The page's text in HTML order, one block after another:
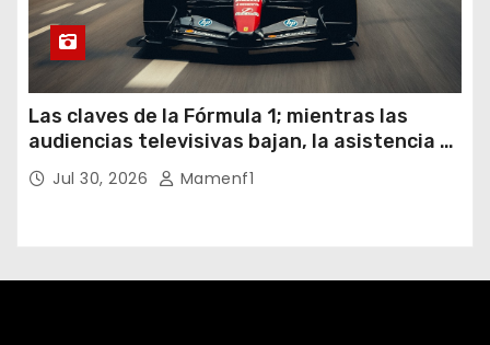
Las claves de la Fórmula 1; mientras las
audiencias televisivas bajan, la asistencia a
los circuitos suben y en España se nos
vienen sorpresas
Jul 30, 2026 Mamenf1